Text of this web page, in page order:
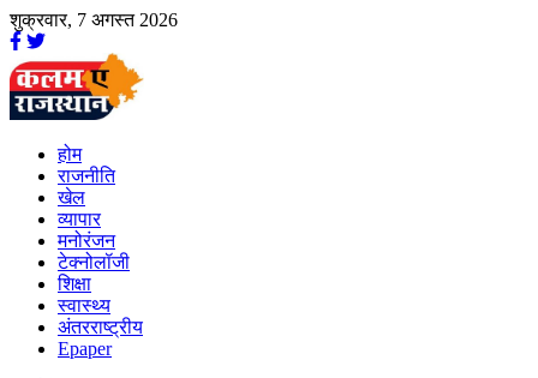
शुक्रवार, 7 अगस्त 2026
होम
राजनीति
खेल
व्यापार
मनोरंजन
टेक्नोलॉजी
शिक्षा
स्वास्थ्य
अंतरराष्ट्रीय
Epaper